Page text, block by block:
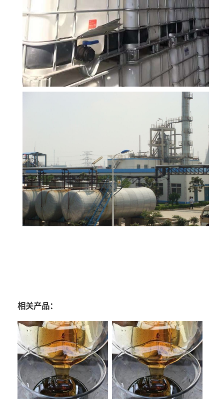
相关产品：